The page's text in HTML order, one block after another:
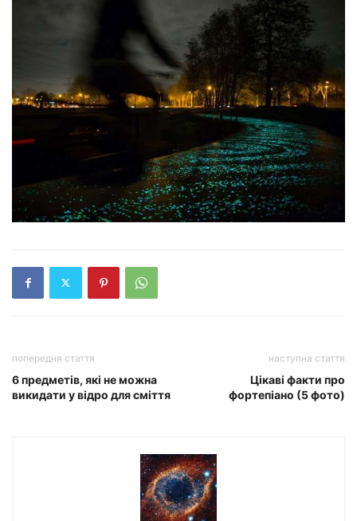
попередня стаття
6 предметів, які не можна
викидати у відро для сміття
наступна стаття
Цікаві факти про
фортепіано (5 фото)